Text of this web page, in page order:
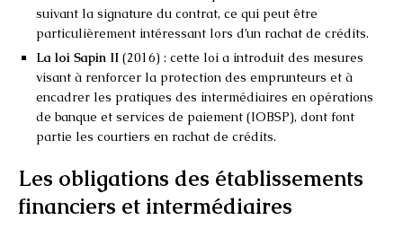
suivant la signature du contrat, ce qui peut être
particulièrement intéressant lors d’un rachat de crédits.
La loi Sapin II (2016) : cette loi a introduit des mesures
visant à renforcer la protection des emprunteurs et à
encadrer les pratiques des intermédiaires en opérations
de banque et services de paiement (IOBSP), dont font
partie les courtiers en rachat de crédits.
Les obligations des établissements
financiers et intermédiaires